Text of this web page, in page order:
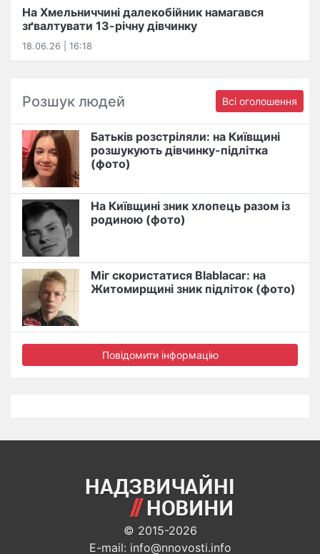
На Хмельниччині далекобійник намагався
зґвалтувати 13-річну дівчинку
18.06.26 | 16:18
Розшук людей Всі оголошення
Батьків розстріляли: на Київщині
розшукують дівчинку-підлітка
(фото)
На Київщині зник хлопець разом із
родиною (фото)
Міг скористатися Blablacar: на
Житомирщині зник підліток (фото)
Повідомити інформацію
© 2015-2026
E-mail: info@nnovosti.info